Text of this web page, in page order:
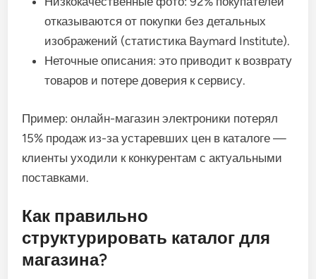
отказываются от покупки без детальных
изображений (статистика Baymard Institute).
Неточные описания: это приводит к возврату
товаров и потере доверия к сервису.
Пример: онлайн-магазин электроники потерял
15% продаж из-за устаревших цен в каталоге —
клиенты уходили к конкурентам с актуальными
поставками.
Как правильно
структурировать каталог для
магазина?